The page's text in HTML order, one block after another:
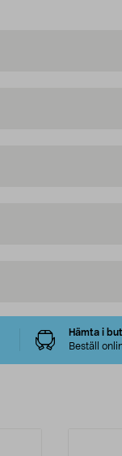
Hämta i
Beställ